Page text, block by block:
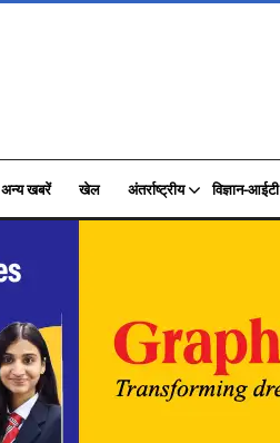
अन्य खबरें खेल अंतर्राष्ट्रीय विज्ञान-आईटी